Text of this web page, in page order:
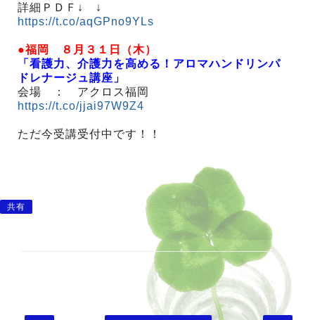
詳細ＰＤＦ↓ ↓
https://t.co/aqGPno9YLs
●福岡 ８月３１日（木）
「看護力、介護力を高める！アロマハンドリンパ
ドレナージュ講座」
会場 ： アクロス福岡
https://t.co/jjai97W9Z4
ただ今受講受付中です！！
共有